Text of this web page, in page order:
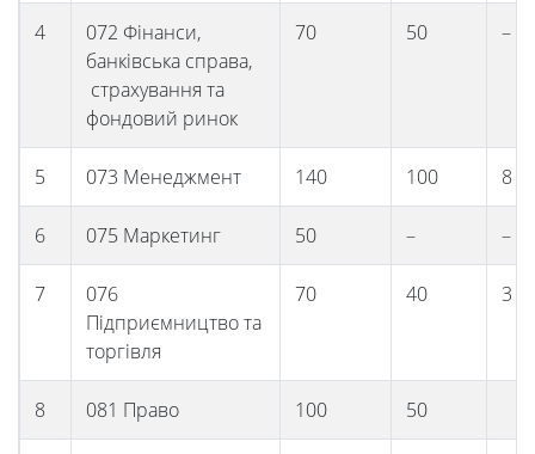
Вибори
ректора
Освітня
діяльність
Абітурієнтам
Наука
4
072 Фінанси,
банківська справа,
страхування та
фондовий ринок
70 50 –
5 073 Менеджмент 140 100 8
6 075 Маркетинг 50 – –
7
076
Підприємництво та
торгівля
70 40 3
8 081 Право 100 50